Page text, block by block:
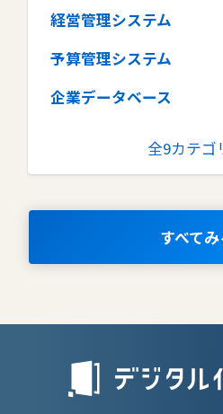
経営管理システム
予算管理システム
企業データベース
コラボレーションツール
ナレッジマネジメントツ
全9カテゴ
すべて